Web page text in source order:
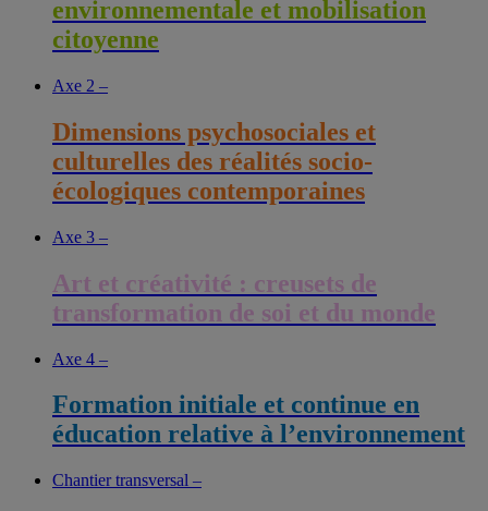
environnementale et mobilisation
citoyenne
Axe 2 –
Dimensions psychosociales et
culturelles des réalités socio-
écologiques contemporaines
Axe 3 –
Art et créativité : creusets de
transformation de soi et du monde
Axe 4 –
Formation initiale et continue en
éducation relative à l’environnement
Chantier transversal –